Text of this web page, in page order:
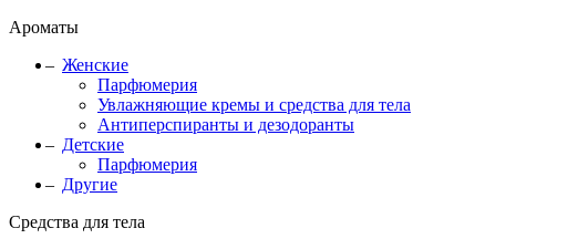
Ароматы
Женские
Парфюмерия
Увлажняющие кремы и средства для тела
Антиперспиранты и дезодоранты
Детские
Парфюмерия
Другие
Средства для тела